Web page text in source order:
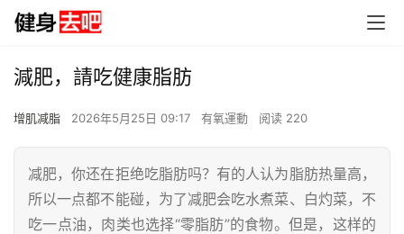
減肥，請吃健康脂肪
增肌减脂 2026年5月25日 09:17 有氧運動 阅读 220
减肥，你还在拒绝吃脂肪吗？有的人认为脂肪热量高，
所以一点都不能碰，为了减肥会吃水煮菜、白灼菜，不
吃一点油，肉类也选择“零脂肪”的食物。但是，这样的